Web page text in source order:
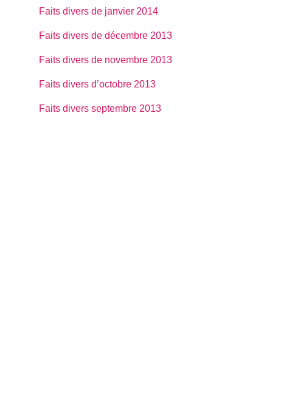
Faits divers de janvier 2014
Faits divers de décembre 2013
Faits divers de novembre 2013
Faits divers d’octobre 2013
Faits divers septembre 2013